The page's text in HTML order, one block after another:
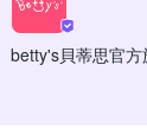
betty's貝蒂思官方